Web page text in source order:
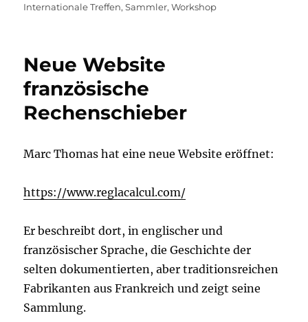
am
Internationale Treffen,Sammler,Workshop
Neue Website
französische
Rechenschieber
Marc Thomas hat eine neue Website eröffnet:
https://www.reglacalcul.com/
Er beschreibt dort, in englischer und
französischer Sprache, die Geschichte der
selten dokumentierten, aber traditionsreichen
Fabrikanten aus Frankreich und zeigt seine
Sammlung.